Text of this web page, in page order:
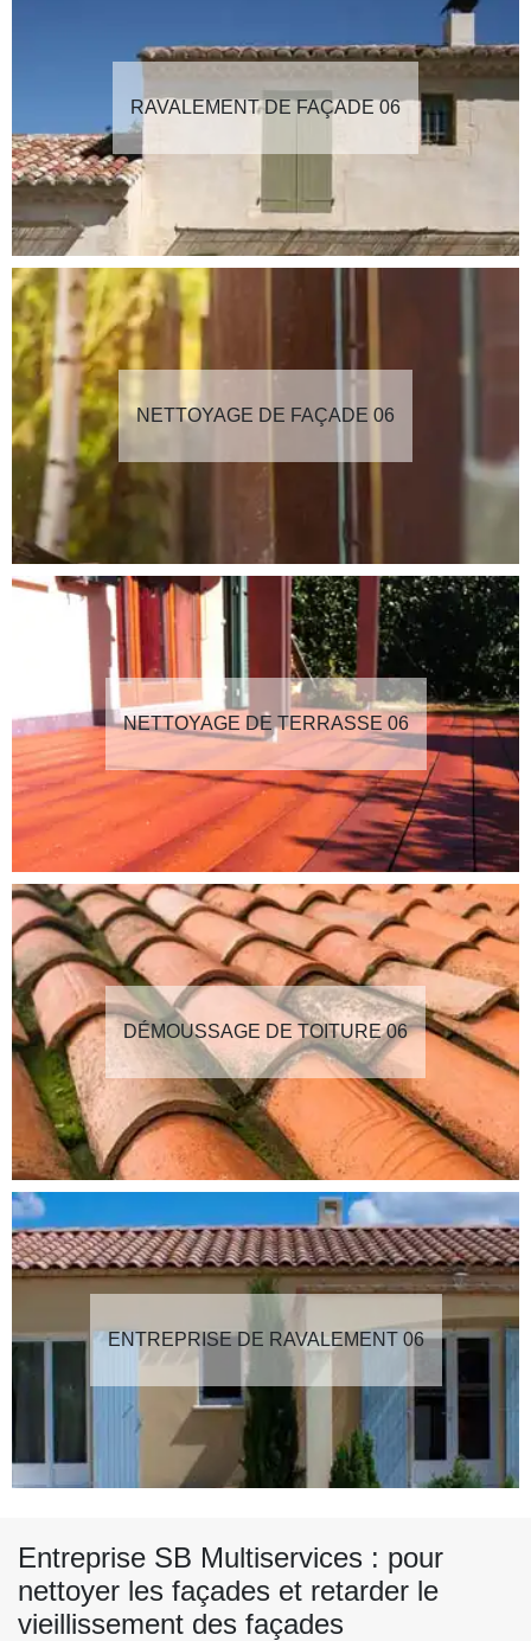
RAVALEMENT DE FAÇADE 06
NETTOYAGE DE FAÇADE 06
NETTOYAGE DE TERRASSE 06
DÉMOUSSAGE DE TOITURE 06
ENTREPRISE DE RAVALEMENT 06
Entreprise SB Multiservices : pour
nettoyer les façades et retarder le
vieillissement des façades